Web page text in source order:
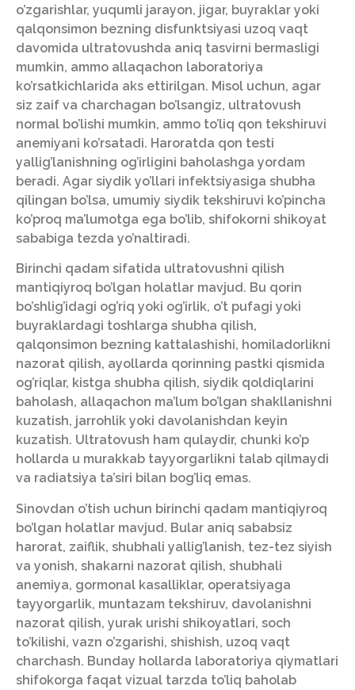
o’zgarishlar, yuqumli jarayon, jigar, buyraklar yoki
qalqonsimon bezning disfunktsiyasi uzoq vaqt
davomida ultratovushda aniq tasvirni bermasligi
mumkin, ammo allaqachon laboratoriya
ko’rsatkichlarida aks ettirilgan. Misol uchun, agar
siz zaif va charchagan bo’lsangiz, ultratovush
normal bo’lishi mumkin, ammo to’liq qon tekshiruvi
anemiyani ko’rsatadi. Haroratda qon testi
yallig’lanishning og’irligini baholashga yordam
beradi. Agar siydik yo’llari infektsiyasiga shubha
qilingan bo’lsa, umumiy siydik tekshiruvi ko’pincha
ko’proq ma’lumotga ega bo’lib, shifokorni shikoyat
sababiga tezda yo’naltiradi.
Birinchi qadam sifatida ultratovushni qilish
mantiqiyroq bo’lgan holatlar mavjud. Bu qorin
bo’shlig’idagi og’riq yoki og’irlik, o’t pufagi yoki
buyraklardagi toshlarga shubha qilish,
qalqonsimon bezning kattalashishi, homiladorlikni
nazorat qilish, ayollarda qorinning pastki qismida
og’riqlar, kistga shubha qilish, siydik qoldiqlarini
baholash, allaqachon ma’lum bo’lgan shakllanishni
kuzatish, jarrohlik yoki davolanishdan keyin
kuzatish. Ultratovush ham qulaydir, chunki ko’p
hollarda u murakkab tayyorgarlikni talab qilmaydi
va radiatsiya ta’siri bilan bog’liq emas.
Sinovdan o’tish uchun birinchi qadam mantiqiyroq
bo’lgan holatlar mavjud. Bular aniq sababsiz
harorat, zaiflik, shubhali yallig’lanish, tez-tez siyish
va yonish, shakarni nazorat qilish, shubhali
anemiya, gormonal kasalliklar, operatsiyaga
tayyorgarlik, muntazam tekshiruv, davolanishni
nazorat qilish, yurak urishi shikoyatlari, soch
to’kilishi, vazn o’zgarishi, shishish, uzoq vaqt
charchash. Bunday hollarda laboratoriya qiymatlari
shifokorga faqat vizual tarzda to’liq baholab